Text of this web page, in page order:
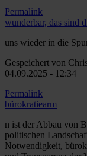
Permalink
wunderbar, das sind
uns wieder in die
Gespeichert von
04.09.2025 - 12:34
Permalink
bürokratiearm
n ist der Abbau von
politischen
Notwendigkeit,